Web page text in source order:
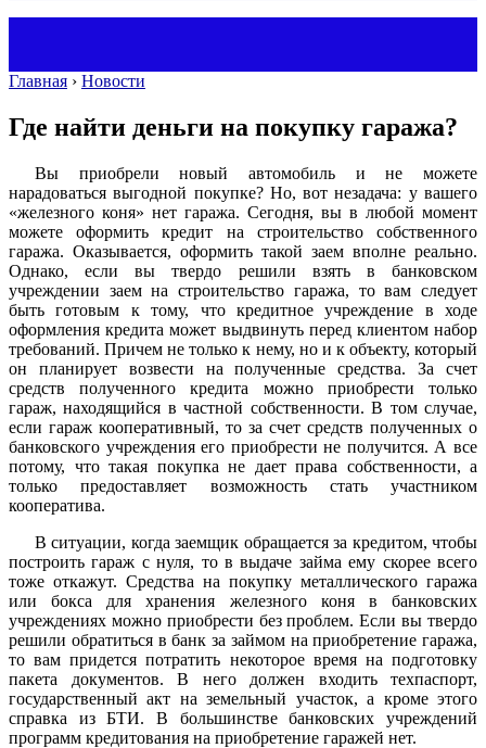
Главная › Новости
Где найти деньги на покупку гаража?
Вы приобрели новый автомобиль и не можете
нарадоваться выгодной покупке? Но, вот незадача: у вашего
«железного коня» нет гаража. Сегодня, вы в любой момент
можете оформить кредит на строительство собственного
гаража. Оказывается, оформить такой заем вполне реально.
Однако, если вы твердо решили взять в банковском
учреждении заем на строительство гаража, то вам следует
быть готовым к тому, что кредитное учреждение в ходе
оформления кредита может выдвинуть перед клиентом набор
требований. Причем не только к нему, но и к объекту, который
он планирует возвести на полученные средства. За счет
средств полученного кредита можно приобрести только
гараж, находящийся в частной собственности. В том случае,
если гараж кооперативный, то за счет средств полученных о
банковского учреждения его приобрести не получится. А все
потому, что такая покупка не дает права собственности, а
только предоставляет возможность стать участником
кооператива.
В ситуации, когда заемщик обращается за кредитом, чтобы
построить гараж с нуля, то в выдаче займа ему скорее всего
тоже откажут. Средства на покупку металлического гаража
или бокса для хранения железного коня в банковских
учреждениях можно приобрести без проблем. Если вы твердо
решили обратиться в банк за займом на приобретение гаража,
то вам придется потратить некоторое время на подготовку
пакета документов. В него должен входить техпаспорт,
государственный акт на земельный участок, а кроме этого
справка из БТИ. В большинстве банковских учреждений
программ кредитования на приобретение гаражей нет.